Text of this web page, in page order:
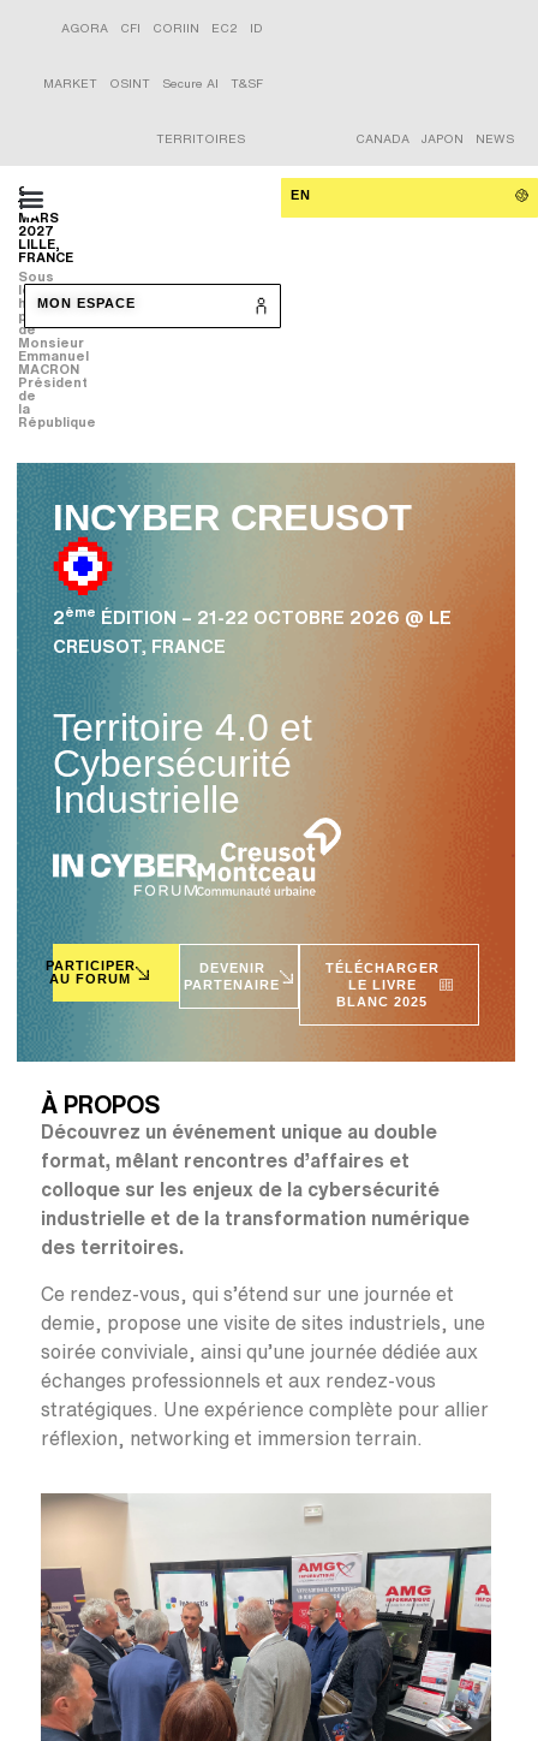
AGORA CFI CORIIN EC2 ID
MARKET OSINT Secure AI T&SF
TERRITOIRES CANADA JAPON NEWS
9-
11
MARS
2027
LILLE,
FRANCE
Sous
le
haut
patronage
de
Monsieur
Emmanuel
MACRON
Président
de
la
République
EN
MON ESPACE
INCYBER CREUSOT
2èmeÉDITION – 21-22 OCTOBRE 2026 @ LE
CREUSOT, FRANCE
Territoire 4.0 et
Cybersécurité
Industrielle
PARTICIPER
AU FORUM
DEVENIR
PARTENAIRE
TÉLÉCHARGER
LE LIVRE
BLANC 2025
À PROPOS
Découvrez un événement unique au double
format, mêlant rencontres d’affaires et
colloque sur les enjeux de la cybersécurité
industrielle et de la transformation numérique
des territoires.
Ce rendez-vous, qui s’étend sur une journée et
demie, propose une visite de sites industriels, une
soirée conviviale, ainsi qu’une journée dédiée aux
échanges professionnels et aux rendez-vous
stratégiques. Une expérience complète pour allier
réflexion, networking et immersion terrain.